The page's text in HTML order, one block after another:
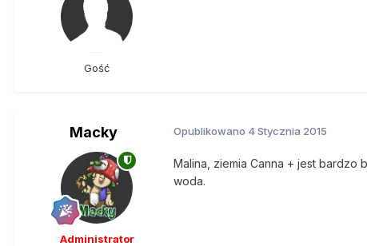
Gość
Macky
Administrator
Opublikowano 4 Stycznia 2015
Malina, ziemia Canna + jest
woda.